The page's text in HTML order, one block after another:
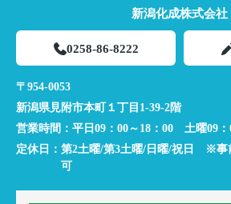
新潟化成株式会社
0258-86-8222
〒954-0053
新潟県見附市本町１丁目1-39-2階
営業時間： 平日09：00～18：00 土曜09：
定休日： 第2土曜/第3土曜/日曜/祝日 ※事
可